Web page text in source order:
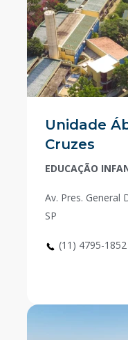
Unidade
Cruzes
EDUCAÇÃO
Av. Pres. General
SP
(11) 4795-1852